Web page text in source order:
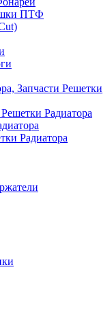
ПТФ
Запчасти Решетки
Радиатора
Радиатора